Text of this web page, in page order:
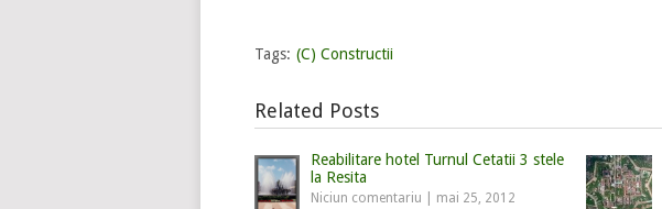
Tags: (C) Constructii
Related Posts
Reabilitare hotel Turnul Cetatii 3 stele
la Resita
Niciun comentariu mai 25, 2012